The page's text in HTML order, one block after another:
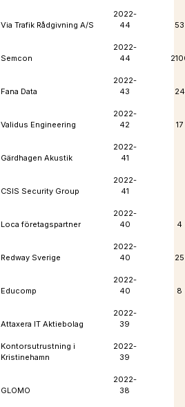
Via Trafik Rådgivning A/S
2022-
44
53
Semcon
2022-
44
Fana Data
2022-
43
24
Validus Engineering
2022-
42
17
Gärdhagen Akustik
2022-
41
CSIS Security Group
2022-
41
Loca företagspartner
2022-
40
4
Redway Sverige
2022-
40
25
Educomp
2022-
40
8
Attaxera IT Aktiebolag
2022-
39
Kontorsutrustning i
Kristinehamn
2022-
39
GLOMO
2022-
38